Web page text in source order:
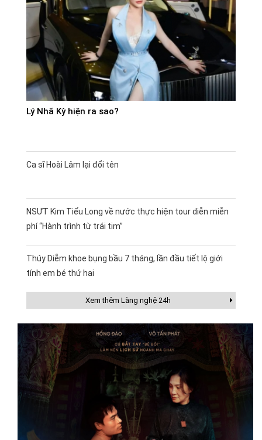
Lý Nhã Kỳ hiện ra sao?
Ca sĩ Hoài Lâm lại đổi tên
NSƯT Kim Tiểu Long về nước thực hiện tour diễn miễn
phí “Hành trình từ trái tim”
Thúy Diễm khoe bụng bầu 7 tháng, lần đầu tiết lộ giới
tính em bé thứ hai
Xem thêm Làng nghệ 24h